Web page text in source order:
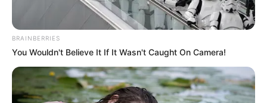
Stohl András és a 19 évvel fiatalabb felesége, Stohl
Vica közel 10 évig alkottak egy párt, öt évvel
ezelőtt pedig az esküvőjüket is megtartották, ám
hiába volt nagy az összhang, mégis a szakítás
BRAINBERRIES
You Wouldn't Believe It If It Wasn't Caught On Camera!